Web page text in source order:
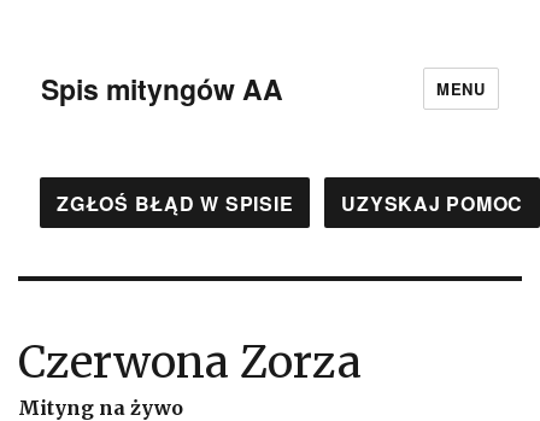
Spis mityngów AA MENU
ZGŁOŚ BŁĄD W SPISIE UZYSKAJ POMOC
Czerwona Zorza
Mityng na żywo